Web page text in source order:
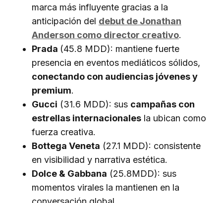
marca más influyente gracias a la
anticipación del debut de Jonathan
Anderson como director creativo.
Prada (45.8 MDD): mantiene fuerte
presencia en eventos mediáticos sólidos,
conectando con audiencias jóvenes y
premium.
Gucci (31.6 MDD): sus campañas con
estrellas internacionales la ubican como
fuerza creativa.
Bottega Veneta (27.1 MDD): consistente
en visibilidad y narrativa estética.
Dolce & Gabbana (25.8MDD): sus
momentos virales la mantienen en la